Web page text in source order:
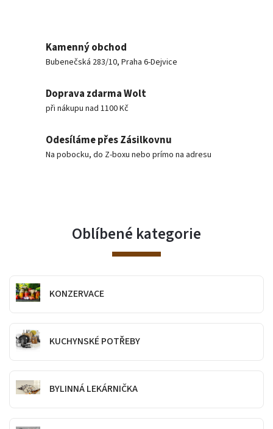
Kamenný obchod
Bubenečská 283/10, Praha 6-Dejvice
Doprava zdarma Wolt
při nákupu nad 1100 Kč
Odesíláme přes Zásilkovnu
Na pobocku, do Z-boxu nebo prímo na adresu
Oblíbené kategorie
KONZERVACE
KUCHYNSKÉ POTŘEBY
BYLINNÁ LEKÁRNIČKA